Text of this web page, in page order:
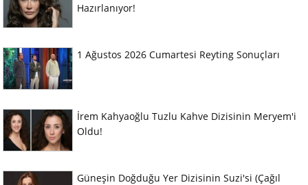
Hazırlanıyor!
1 Ağustos 2026 Cumartesi Reyting Sonuçları
İrem Kahyaoğlu Tuzlu Kahve Dizisinin Meryem'i
Oldu!
Güneşin Doğduğu Yer Dizisinin Suzi'si (Çağıl